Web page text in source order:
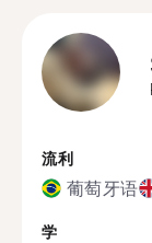
流利
葡萄牙语
学